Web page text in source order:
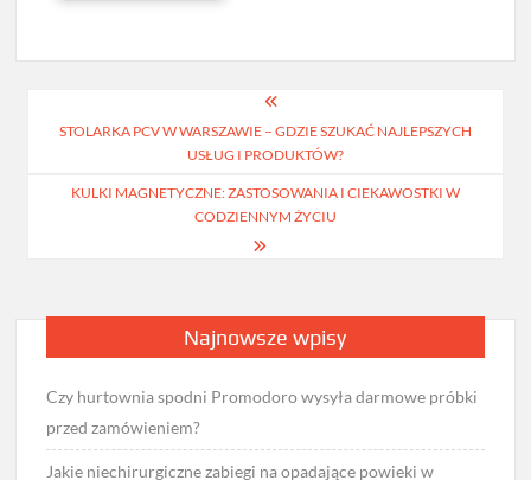
wpisu
STOLARKA PCV W WARSZAWIE – GDZIE SZUKAĆ NAJLEPSZYCH
USŁUG I PRODUKTÓW?
KULKI MAGNETYCZNE: ZASTOSOWANIA I CIEKAWOSTKI W
CODZIENNYM ŻYCIU
Najnowsze wpisy
Czy hurtownia spodni Promodoro wysyła darmowe próbki
przed zamówieniem?
Jakie niechirurgiczne zabiegi na opadające powieki w